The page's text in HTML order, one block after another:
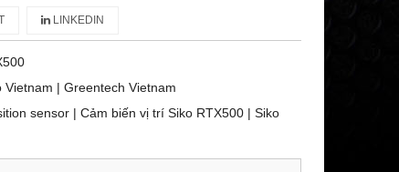
LINKEDIN
Vietnam | Greentech Vietnam
sensor | Cảm biến vị trí Siko RTX500 | Siko